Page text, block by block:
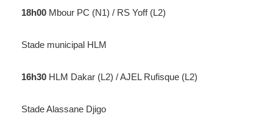
18h00 Mbour PC (N1) / RS Yoff (L2)
Stade municipal HLM
16h30 HLM Dakar (L2) / AJEL Rufisque (L2)
Stade Alassane Djigo